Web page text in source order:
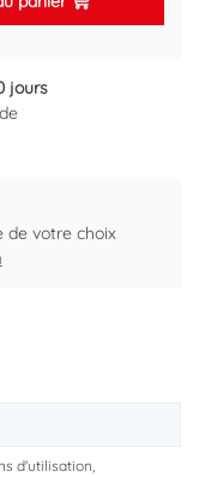
de votre choix
d'utilisation,